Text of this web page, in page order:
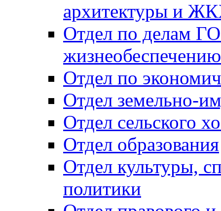
архитектуры и
Отдел по делам
Отдел по
Отдел земельно-
Отдел сельского
Отдел образования
Отдел культуры,
политики